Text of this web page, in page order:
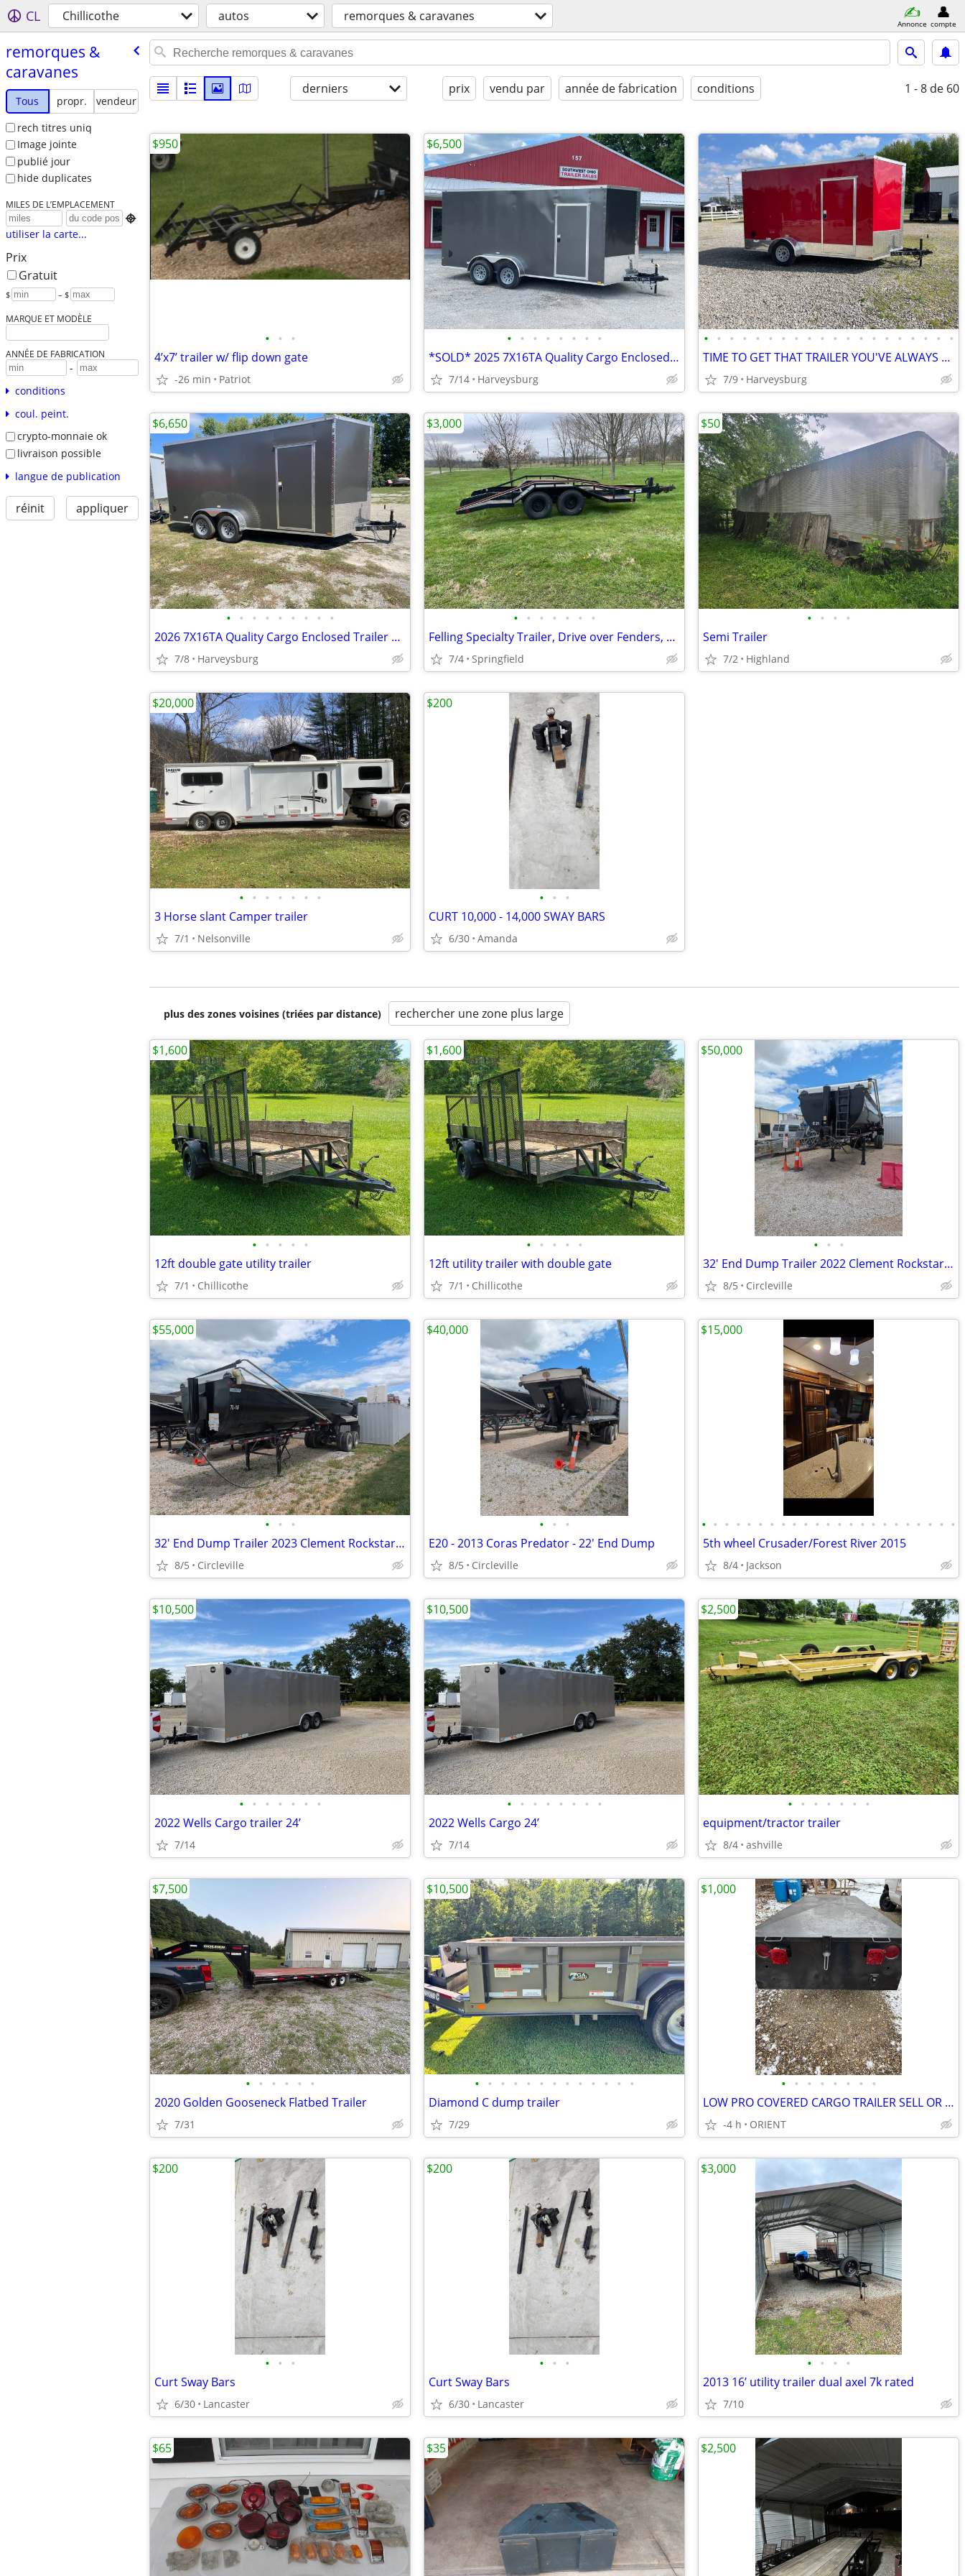
CL Chillicothe autos remorques & caravanes Annonce compte
remorques &
caravanes
Tous propr.
vendeur
rech titres uniq
Image jointe
publié jour
hide duplicates
MILES DE L’EMPLACEMENT

utiliser la carte...
Prix
Gratuit
$ – $
MARQUE ET MODÈLE
ANNÉE DE FABRICATION
-
conditions
coul. peint.
crypto-monnaie ok
livraison possible
langue de publication
réinit appliquer
derniers prix vendu par année de fabrication conditions 1 - 8 de 60
• • •
4’x7’ trailer w/ flip down gate
-26 min Patriot
$950
• • • • • • • •
*SOLD* 2025 7X16TA Quality Cargo Enclosed Trailer V6769 *SOLD*
7/14 Harveysburg
$6,500
• • • • • • • • • • • • • • • • • • • •
TIME TO GET THAT TRAILER YOU'VE ALWAYS WANTED!
7/9 Harveysburg
• • • • • • • • •
2026 7X16TA Quality Cargo Enclosed Trailer V8618
7/8 Harveysburg
$6,650
• • • • • • •
Felling Specialty Trailer, Drive over Fenders, Hyd Surge Brakes
7/4 Springfield
$3,000
• • • •
Semi Trailer
7/2 Highland
$50
• • • • • • •
3 Horse slant Camper trailer
7/1 Nelsonville
$20,000
• • •
CURT 10,000 - 14,000 SWAY BARS
6/30 Amanda
$200
plus des zones voisines (triées par distance) rechercher une zone plus large
• • • • •
12ft double gate utility trailer
7/1 Chillicothe
$1,600
• • • • •
12ft utility trailer with double gate
7/1 Chillicothe
$1,600
• • •
32' End Dump Trailer 2022 Clement Rockstar 323 Black (E21)
8/5 Circleville
$50,000
• • •
32' End Dump Trailer 2023 Clement Rockstar 323 Black (E23)
8/5 Circleville
$55,000
• • •
E20 - 2013 Coras Predator - 22' End Dump
8/5 Circleville
$40,000
• • • • • • • • • • • • • • • • • • • • • • •
5th wheel Crusader/Forest River 2015
8/4 Jackson
$15,000
• • • • • • •
2022 Wells Cargo trailer 24’
7/14
$10,500
• • • • • • • •
2022 Wells Cargo 24’
7/14
$10,500
• • • • • • •
equipment/tractor trailer
8/4 ashville
$2,500
• • • • • •
2020 Golden Gooseneck Flatbed Trailer
7/31
$7,500
• • • • • • • • • • • • •
Diamond C dump trailer
7/29
$10,500
• • • • • • • •
LOW PRO COVERED CARGO TRAILER SELL OR TRADE
-4 h ORIENT
$1,000
• • •
Curt Sway Bars
6/30 Lancaster
$200
• • •
Curt Sway Bars
6/30 Lancaster
$200
• • • •
2013 16’ utility trailer dual axel 7k rated
7/10
$3,000
$65 $35 $2,500